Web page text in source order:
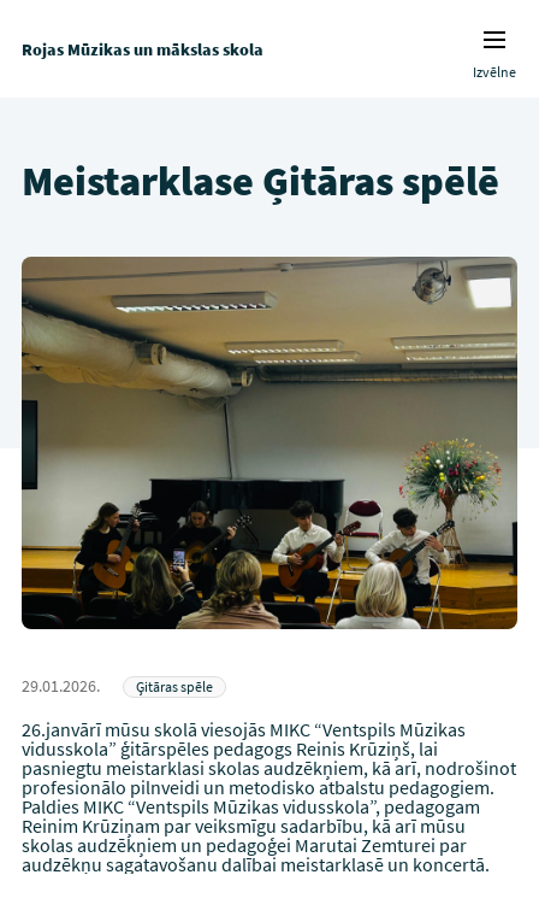
Rojas Mūzikas un mākslas skola
Izvēlne
Meistarklase Ģitāras spēlē
29.01.2026. Ģitāras spēle
26.janvārī mūsu skolā viesojās MIKC “Ventspils Mūzikas
vidusskola” ģitārspēles pedagogs Reinis Krūziņš, lai
pasniegtu meistarklasi skolas audzēkņiem, kā arī, nodrošinot
profesionālo pilnveidi un metodisko atbalstu pedagogiem.
Paldies MIKC “Ventspils Mūzikas vidusskola”, pedagogam
Reinim Krūziņam par veiksmīgu sadarbību, kā arī mūsu
skolas audzēkņiem un pedagoģei Marutai Zemturei par
audzēkņu sagatavošanu dalībai meistarklasē un koncertā.